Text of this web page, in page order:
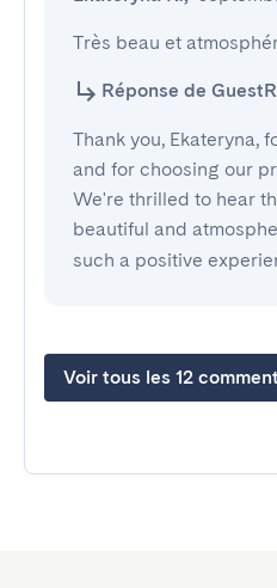
Très beau et
Réponse de
Thank you, Ekateryna,
and for choosing our
We're thrilled to hear
beautiful and
such a positive
Voir tous les 12